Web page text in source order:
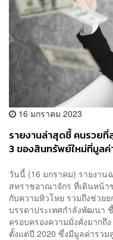
16 มกราคม 2023
รายงานล่าสุดชี้ คนรวยที่
3 ของสินทรัพย์ใหม่ที่มูล
วันนี้ (16 มกราคม) รายงาน
สหราชอาณาจักร ที่เดินหน้า
กับความหิวโหย รวมถึงช่ว
บรรดาประเทศกำลังพัฒนา
ครอบครองความมั่งคั่งมากถึ
ตั้งแต่ปี 2020 ซึ่งมีมูลค่ารวม